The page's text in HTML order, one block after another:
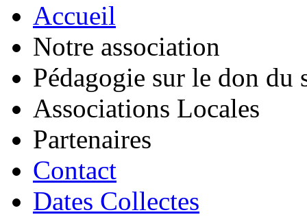
Accueil
Notre association
Pédagogie sur le don du
Associations Locales
Partenaires
Contact
Dates Collectes